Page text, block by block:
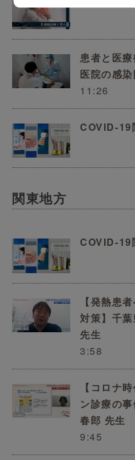
患者と医
医院の感
11:26
COVID-19
関東地方
COVID-19
【発熱患
対策】千
先生
3:58
【コロナ
ン診療の
春郎 先生
9:45